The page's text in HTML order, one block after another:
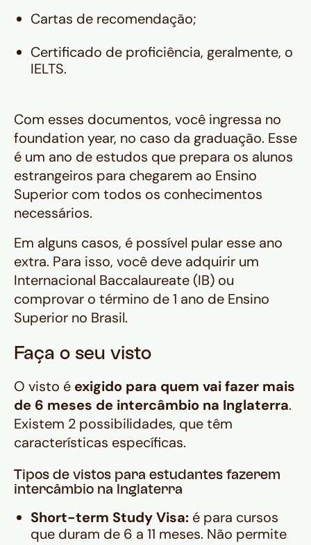
Cartas de recomendação;
Certificado de proficiência, geralmente, o
IELTS.
Com esses documentos, você ingressa no
foundation year, no caso da graduação. Esse
é um ano de estudos que prepara os alunos
estrangeiros para chegarem ao Ensino
Superior com todos os conhecimentos
necessários.
Em alguns casos, é possível pular esse ano
extra. Para isso, você deve adquirir um
Internacional Baccalaureate (IB) ou
comprovar o término de 1 ano de Ensino
Superior no Brasil.
Faça o seu visto
O visto é exigido para quem vai fazer mais
de 6 meses de intercâmbio na Inglaterra.
Existem 2 possibilidades, que têm
características específicas.
Tipos de vistos para estudantes fazerem
intercâmbio na Inglaterra
Short-term Study Visa: é para cursos
que duram de 6 a 11 meses. Não permite